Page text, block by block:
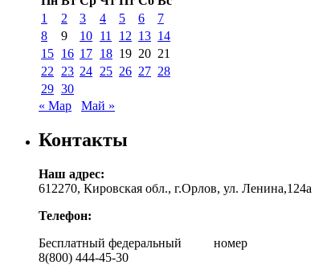
1
2 3 4 5 6
7
8
9 10 11 12 13 14
15 16 17 18 19 20 21
22
23 24 25 26 27 28
29 30
« Мар
Май »
Контакты
Наш адрес:
612270, Кировская обл., г.Орлов, ул. Ленина,124а
Телефон:
Бесплатный федеральный номер
8(800) 444-45-30